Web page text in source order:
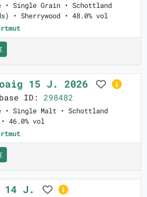
• Single Grain • Schottland
• Sherrywood • 48.0% vol
15 J. 2026
ID: 298482
• Single Malt • Schottland
46.0% vol
14 J.